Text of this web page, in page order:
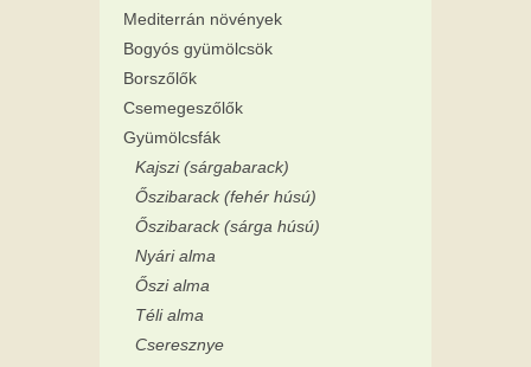
Mediterrán növények
Bogyós gyümölcsök
Borszőlők
Csemegeszőlők
Gyümölcsfák
Kajszi (sárgabarack)
Őszibarack (fehér húsú)
Őszibarack (sárga húsú)
Nyári alma
Őszi alma
Téli alma
Cseresznye